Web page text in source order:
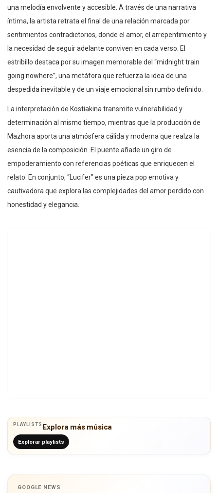
una melodía envolvente y accesible. A través de una narrativa
íntima, la artista retrata el final de una relación marcada por
sentimientos contradictorios, donde el amor, el arrepentimiento y
la necesidad de seguir adelante conviven en cada verso. El
estribillo destaca por su imagen memorable del “midnight train
going nowhere”, una metáfora que refuerza la idea de una
despedida inevitable y de un viaje emocional sin rumbo definido.
La interpretación de Kostiakina transmite vulnerabilidad y
determinación al mismo tiempo, mientras que la producción de
Mazhora aporta una atmósfera cálida y moderna que realza la
esencia de la composición. El puente añade un giro de
empoderamiento con referencias poéticas que enriquecen el
relato. En conjunto, “Lucifer” es una pieza pop emotiva y
cautivadora que explora las complejidades del amor perdido con
honestidad y elegancia.
PLAYLISTS Explora más música
Explorar playlists
GOOGLE NEWS